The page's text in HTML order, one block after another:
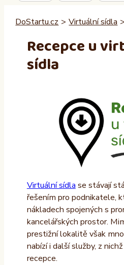
DoStartu.cz > Virtuální sídla >
Recepce u
sídla
Virtuální sídla se stávají
řešením pro podnikatele,
nákladech spojených s
kancelářských prostor.
prestižní lokalitě však
nabízí i další služby, z
recepce.